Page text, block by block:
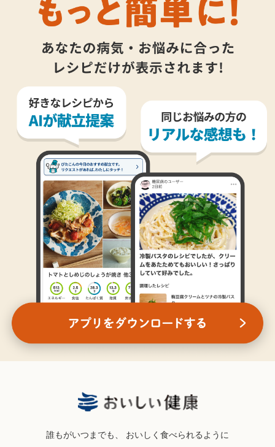
誰もがいつまでも、 おいしく食べられるように